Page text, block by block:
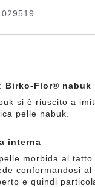
Birko-Flor® nabuk
si è riuscito a
pelle nabuk.
interna
morbida al
conformandosi al
e quindi